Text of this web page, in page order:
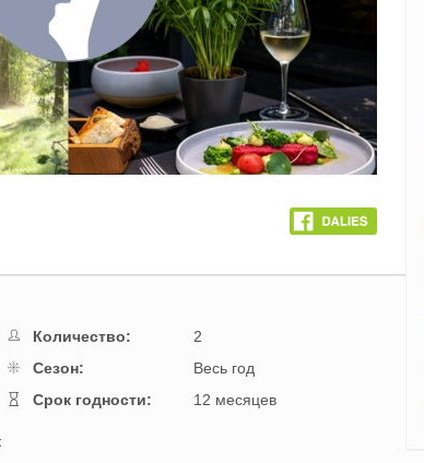
Количество:
2
Cезон:
Весь год
Cрок годности:
12 месяцев